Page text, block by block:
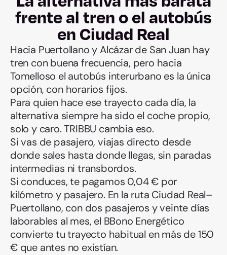
frente al tren o el autobús
en Ciudad Real
Hacia Puertollano y Alcázar de San Juan hay
tren con buena frecuencia, pero hacia
Tomelloso el autobús interurbano es la única
opción, con horarios fijos.
Para quien hace ese trayecto cada día, la
alternativa siempre ha sido el coche propio,
solo y caro. TRIBBU cambia eso.
Si vas de pasajero, viajas directo desde
donde sales hasta donde llegas, sin paradas
intermedias ni transbordos.
Si conduces, te pagamos 0,04 € por
kilómetro y pasajero. En la ruta Ciudad Real–
Puertollano, con dos pasajeros y veinte días
laborables al mes, el BBono Energético
convierte tu trayecto habitual en más de 150
€ que antes no existían.